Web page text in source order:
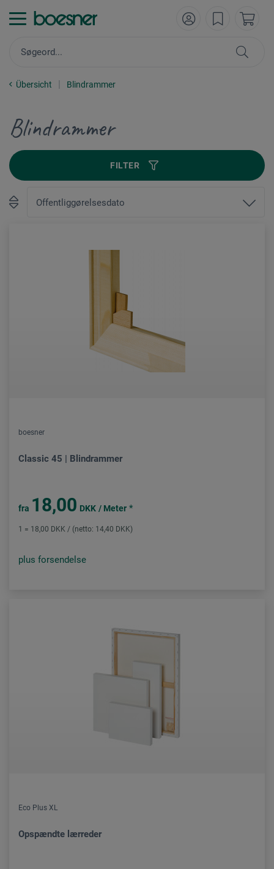
Übersicht Blindrammer
Blindrammer
FILTER
boesner
Classic 45 | Blindrammer
fra 18,00 DKK / Meter *
1 = 18,00 DKK / (netto: 14,40 DKK)
plus forsendelse
Eco Plus XL
Opspændte lærreder